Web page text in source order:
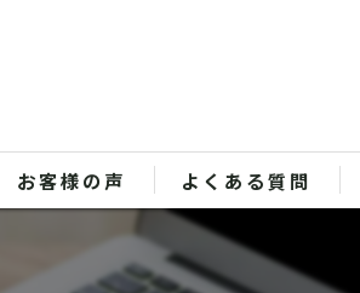
お客様の声 よくある質問